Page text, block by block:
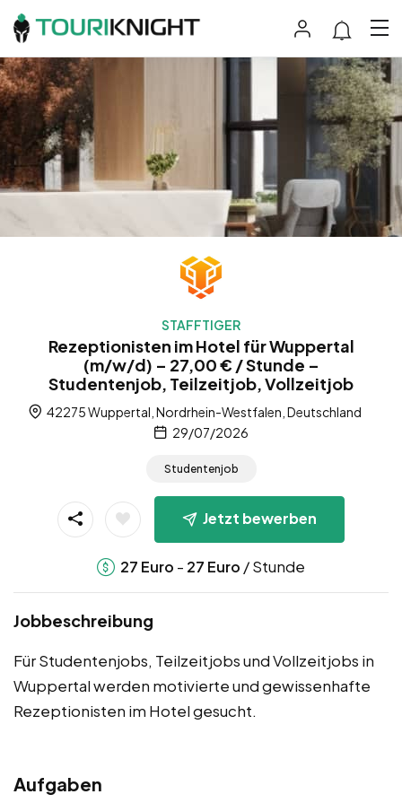
STAFFTIGER
Rezeptionisten im Hotel für Wuppertal
(m/w/d) – 27,00 € / Stunde –
Studentenjob, Teilzeitjob, Vollzeitjob
42275 Wuppertal, Nordrhein-Westfalen, Deutschland
29/07/2026
Studentenjob
Jetzt bewerben
27 Euro - 27 Euro / Stunde
Jobbeschreibung
Für Studentenjobs, Teilzeitjobs und Vollzeitjobs in
Wuppertal werden motivierte und gewissenhafte
Rezeptionisten im Hotel gesucht.
Aufgaben